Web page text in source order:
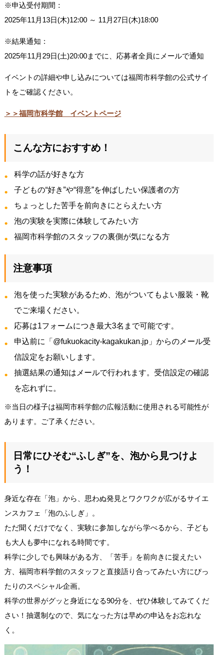
※申込受付期間：
2025年11月13日(木)12:00 ～ 11月27日(木)18:00
※結果通知：
2025年11月29日(土)20:00までに、応募者全員にメールで通知
イベントの詳細や申し込みについては福岡市科学館の公式サイ
トをご確認ください。
＞＞福岡市科学館 イベントページ
こんな方におすすめ！
科学の話が好きな方
子どもの“好き”や“得意”を伸ばしたい保護者の方
ちょっとした苦手を前向きにとらえたい方
泡の実験を実際に体験してみたい方
福岡市科学館のスタッフの裏側が気になる方
注意事項
泡を使った実験があるため、泡がついてもよい服装・靴
でご来場ください。
応募は1フォームにつき最大3名まで可能です。
申込前に「@fukuokacity-kagakukan.jp」からのメール受
信設定をお願いします。
抽選結果の通知はメールで行われます。受信設定の確認
を忘れずに。
※当日の様子は福岡市科学館の広報活動に使用される可能性が
あります。ご了承ください。
日常にひそむ“ふしぎ”を、泡から見つけよ
う！
身近な存在「泡」から、思わぬ発見とワクワクが広がるサイエ
ンスカフェ「泡のふしぎ」。
ただ聞くだけでなく、実験に参加しながら学べるから、子ども
も大人も夢中になれる時間です。
科学に少しでも興味がある方、「苦手」を前向きに捉えたい
方、福岡市科学館のスタッフと直接語り合ってみたい方にぴっ
たりのスペシャル企画。
科学の世界がグッと身近になる90分を、ぜひ体験してみてくだ
さい！抽選制なので、気になった方は早めの申込をお忘れな
く。